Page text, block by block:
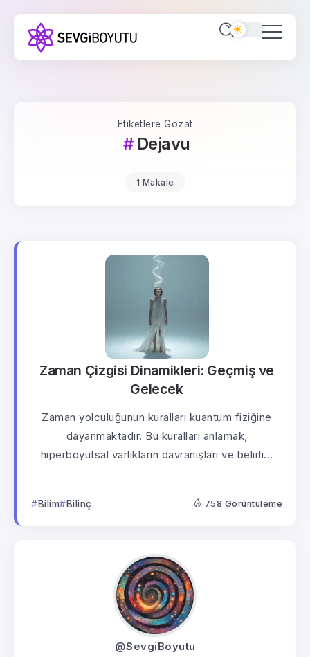
Etiketlere Gözat
Dejavu
1 Makale
Zaman Çizgisi Dinamikleri: Geçmiş ve
Gelecek
Zaman yolculuğunun kuralları kuantum fiziğine
dayanmaktadır. Bu kuralları anlamak,
hiperboyutsal varlıkların davranışları ve belirli...
Bilim Bilinç 758 Görüntüleme
@SevgiBoyutu